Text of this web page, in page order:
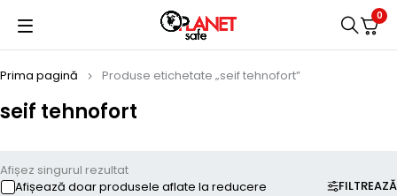
0
seif tehnofort
Prima pagină Produse etichetate „seif tehnofort”
FILTREAZĂ
Afișez singurul rezultat
Afișează doar produsele aflate la reducere